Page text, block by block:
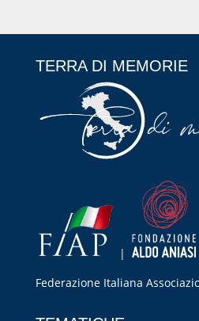
TERRA DI MEMORIE
|
Federazione Italiana
RIPRISTINA